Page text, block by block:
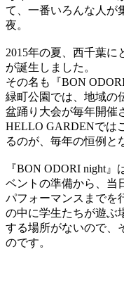
て、一番いろんな人が
夜。
2015年の夏、西千葉に
が誕生しました。
その名も『BON
緑町公園では、地域の
盆踊り大会が毎年開催
HELLO GARDENでは
るのが、毎年の恒例と
『BON ODORI night
ベントの準備から、当
パフォーマンスまでを
の中に学生たちが遊ぶ
する場所がないので、
のです。